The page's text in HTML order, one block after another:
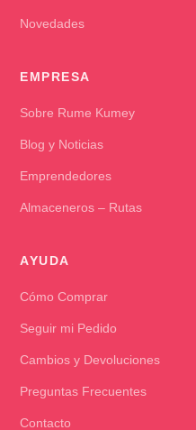
Novedades
EMPRESA
Sobre Rume Kumey
Blog y Noticias
Emprendedores
Almaceneros – Rutas
AYUDA
Cómo Comprar
Seguir mi Pedido
Cambios y Devoluciones
Preguntas Frecuentes
Contacto